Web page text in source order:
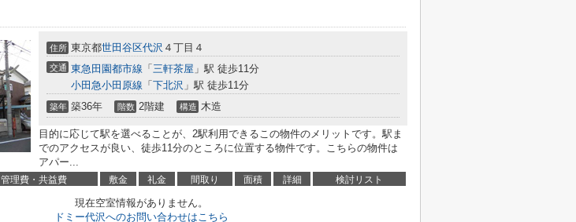
住所 東京都世田谷区代沢 ４丁目４
交通 東急田園都市線 「 三軒茶屋 」駅 徒歩11分
小田急小田原線 「 下北沢 」駅 徒歩11分
築年 築36年 階数 2階建 構造 木造
目的に応じて駅を選べることが、2駅利用できるこの物件のメリットです。駅ま
でのアクセスが良い、徒歩11分のところに位置する物件です。こちらの物件は
アパー...
管理費・共益費 敷金 礼金 間取り 面積 詳細 検討リスト
現在空室情報がありません。
ドミー代沢へのお問い合わせはこちら